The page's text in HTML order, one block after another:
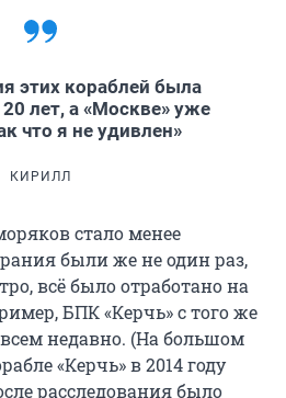
этих кораблей была
20 лет, а «Москве» уже
что я не удивлен»
КИРИЛЛ
стало менее
были же не один раз,
всё было отработано на
БПК «Керчь» с того же
недавно. (На большом
«Керчь» в 2014 году
расследования было